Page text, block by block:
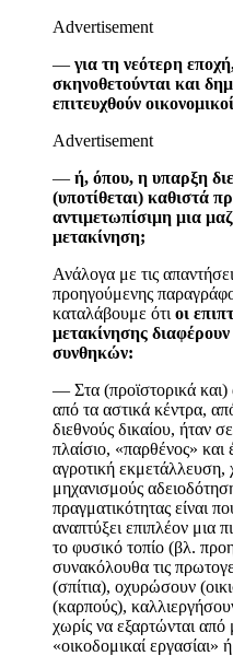
Advertisement
— για τη νεότερη
σκηνοθετούνται και
επιτευχθούν
Advertisement
— ή, όπου, η υπαρξη
(υποτίθεται) καθιστά
αντιμετωπίσιμη μια
μετακίνηση;
Ανάλογα με τις
προηγούμενης
καταλάβουμε ότι οι
μετακίνησης
συνθηκών:
— Στα (προϊστορικά
από τα αστικά κέντρα,
διεθνούς δικαίου, ήταν
πλαίσιο, «παρθένος» και
αγροτική εκμετάλλευση,
μηχανισμούς
πραγματικότητας είναι
αναπτύξει επιπλέον μια
το φυσικό τοπίο (βλ.
συνακόλουθα τις
(σπίτια), οχυρώσουν
(καρπούς),
χωρίς να εξαρτώνται από
«οικοδομικαί εργασίαι»